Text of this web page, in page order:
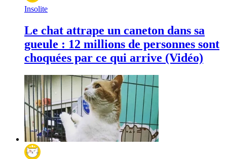
Insolite
Le chat attrape un caneton dans sa
gueule : 12 millions de personnes sont
choquées par ce qui arrive (Vidéo)